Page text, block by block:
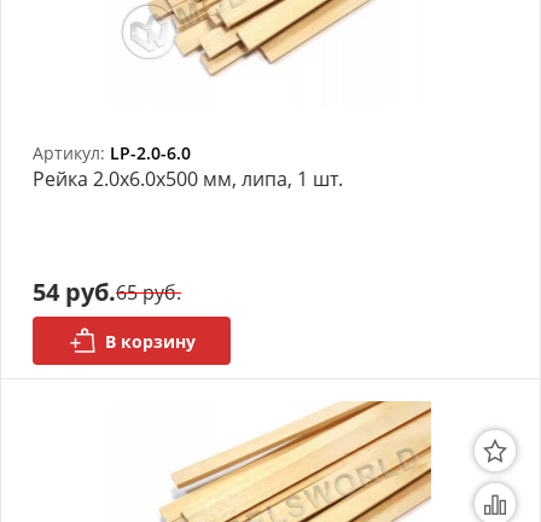
Артикул: LP-2.0-6.0
Рейка 2.0х6.0x500 мм, липа, 1 шт.
54 руб.65 руб.
В корзину